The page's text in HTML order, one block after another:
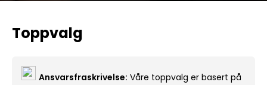
Toppvalg
Ansvarsfraskrivelse: Våre toppvalg er basert på